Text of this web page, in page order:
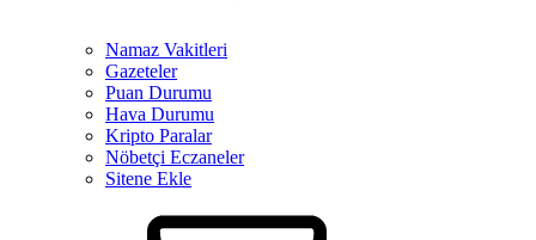
Namaz Vakitleri
Gazeteler
Puan Durumu
Hava Durumu
Kripto Paralar
Nöbetçi Eczaneler
Sitene Ekle